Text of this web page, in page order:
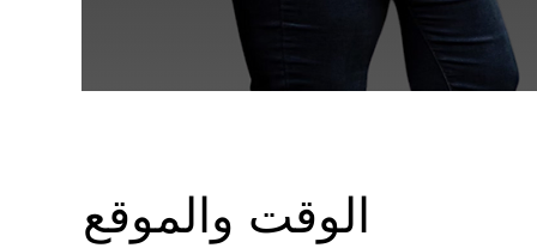
الوقت والموقع